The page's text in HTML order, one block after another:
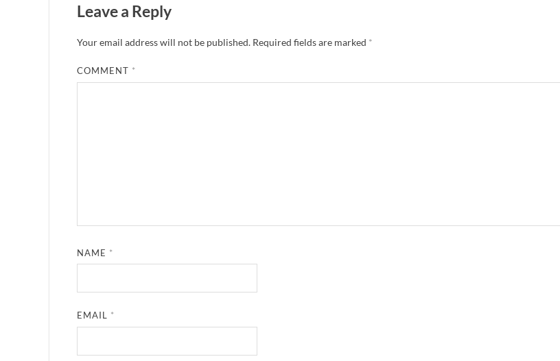
Leave a Reply
Your email address will not be published. Required fields are marked *
COMMENT *
NAME *
EMAIL *